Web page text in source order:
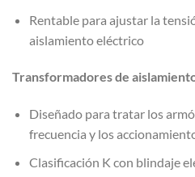
Rentable para ajustar la
aislamiento eléctrico
Transformadores de
Diseñado para tratar los
frecuencia y los
Clasificación K con blindaje